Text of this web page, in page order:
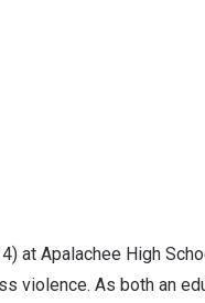
Apalachee High
As both an